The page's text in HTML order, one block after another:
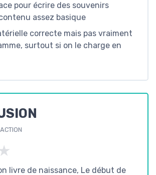
pour écrire des souvenirs
assez basique
correcte mais pas vraiment
surtout si on le charge en
livre de naissance, Le début de